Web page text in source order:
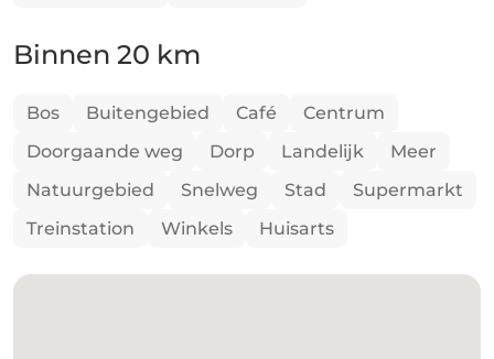
Binnen 20 km
Bos Buitengebied Café
Centrum
Doorgaande weg
Dorp Landelijk
Meer
Natuurgebied
Snelweg Stad
Supermarkt
Treinstation
Winkels Huisarts